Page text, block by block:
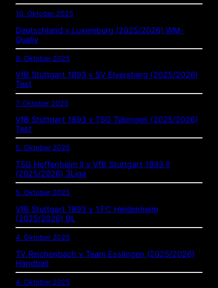
10. Oktober 2025
Deutschland v Luxemburg (2025/2026) WM-
Qualiy
9. Oktober 2025
VfB Stuttgart 1893 v SV Elversberg (2025/2026)
Test
7. Oktober 2025
VfB Stuttgart 1893 v TSG Tübingen (2025/2026)
Test
5. Oktober 2025
TSG Hoffenheim II v VfB Stuttgart 1893 II
(2025/2026) 3Liga
5. Oktober 2025
VfB Stuttgart 1893 v 1.FC Heidenheim
(2025/2026) BL
4. Oktober 2025
TV Reichenbach v Team Esslingen (2025/2026)
Handball
4. Oktober 2025